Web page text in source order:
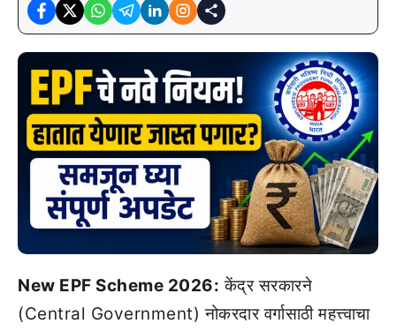
New EPF Scheme 2026: केंद्र सरकारने
(Central Government) नोकरदार वर्गासाठी महत्त्वाचा